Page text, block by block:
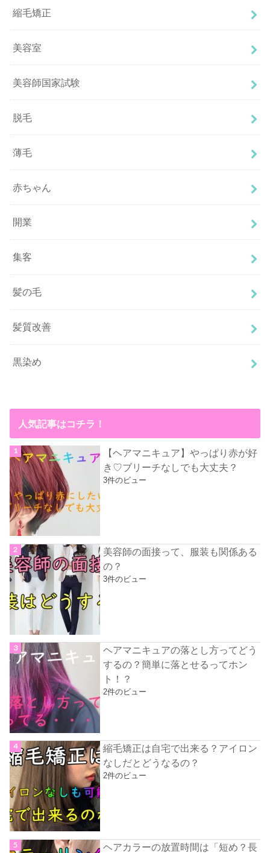
縮毛矯正
美容室
美容師国家試験
脱毛
薄毛
赤ちゃん
開業
集客
髪の毛
髪質改善
黒染め
人気記事はコチラ！
【ヘアマニキュア】やっぱり赤が好
き♡ブリーチなしでも大丈夫？
3件のビュー
美容師の面接って、服装も関係ある
の？
3件のビュー
ヘアマニキュアの落とし方ってどう
するの？簡単に落とせるってホン
ト！？
2件のビュー
縮毛矯正は自宅で出来る？アイロン
なしだとどうなるの？
2件のビュー
ヘアカラーの放置時間は「短め？長